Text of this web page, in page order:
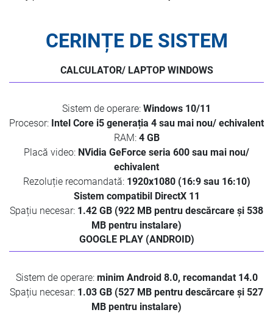
CERINȚE DE SISTEM
CALCULATOR/ LAPTOP WINDOWS
Sistem de operare: Windows 10/11
Procesor: Intel Core i5 generația 4 sau mai nou/ echivalent
RAM: 4 GB
Placă video: NVidia GeForce seria 600 sau mai nou/
echivalent
Rezoluție recomandată: 1920x1080 (16:9 sau 16:10)
Sistem compatibil DirectX 11
Spațiu necesar: 1.42 GB (922 MB pentru descărcare și 538
MB pentru instalare)
GOOGLE PLAY (ANDROID)
Sistem de operare: minim Android 8.0, recomandat 14.0
Spațiu necesar: 1.03 GB (527 MB pentru descărcare și 527
MB pentru instalare)